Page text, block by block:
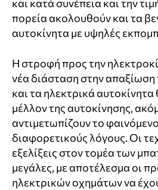
και κατά συνέπεια και την
πορεία ακολουθούν και τα
αυτοκίνητα με υψηλές
Η στροφή προς την
νέα διάσταση στην
και τα ηλεκτρικά
μέλλον της αυτοκίνησης,
αντιμετωπίζουν το
διαφορετικούς λόγους. Οι
εξελίξεις στον τομέα των
μεγάλες, με αποτέλεσμα οι
ηλεκτρικών οχημάτων να